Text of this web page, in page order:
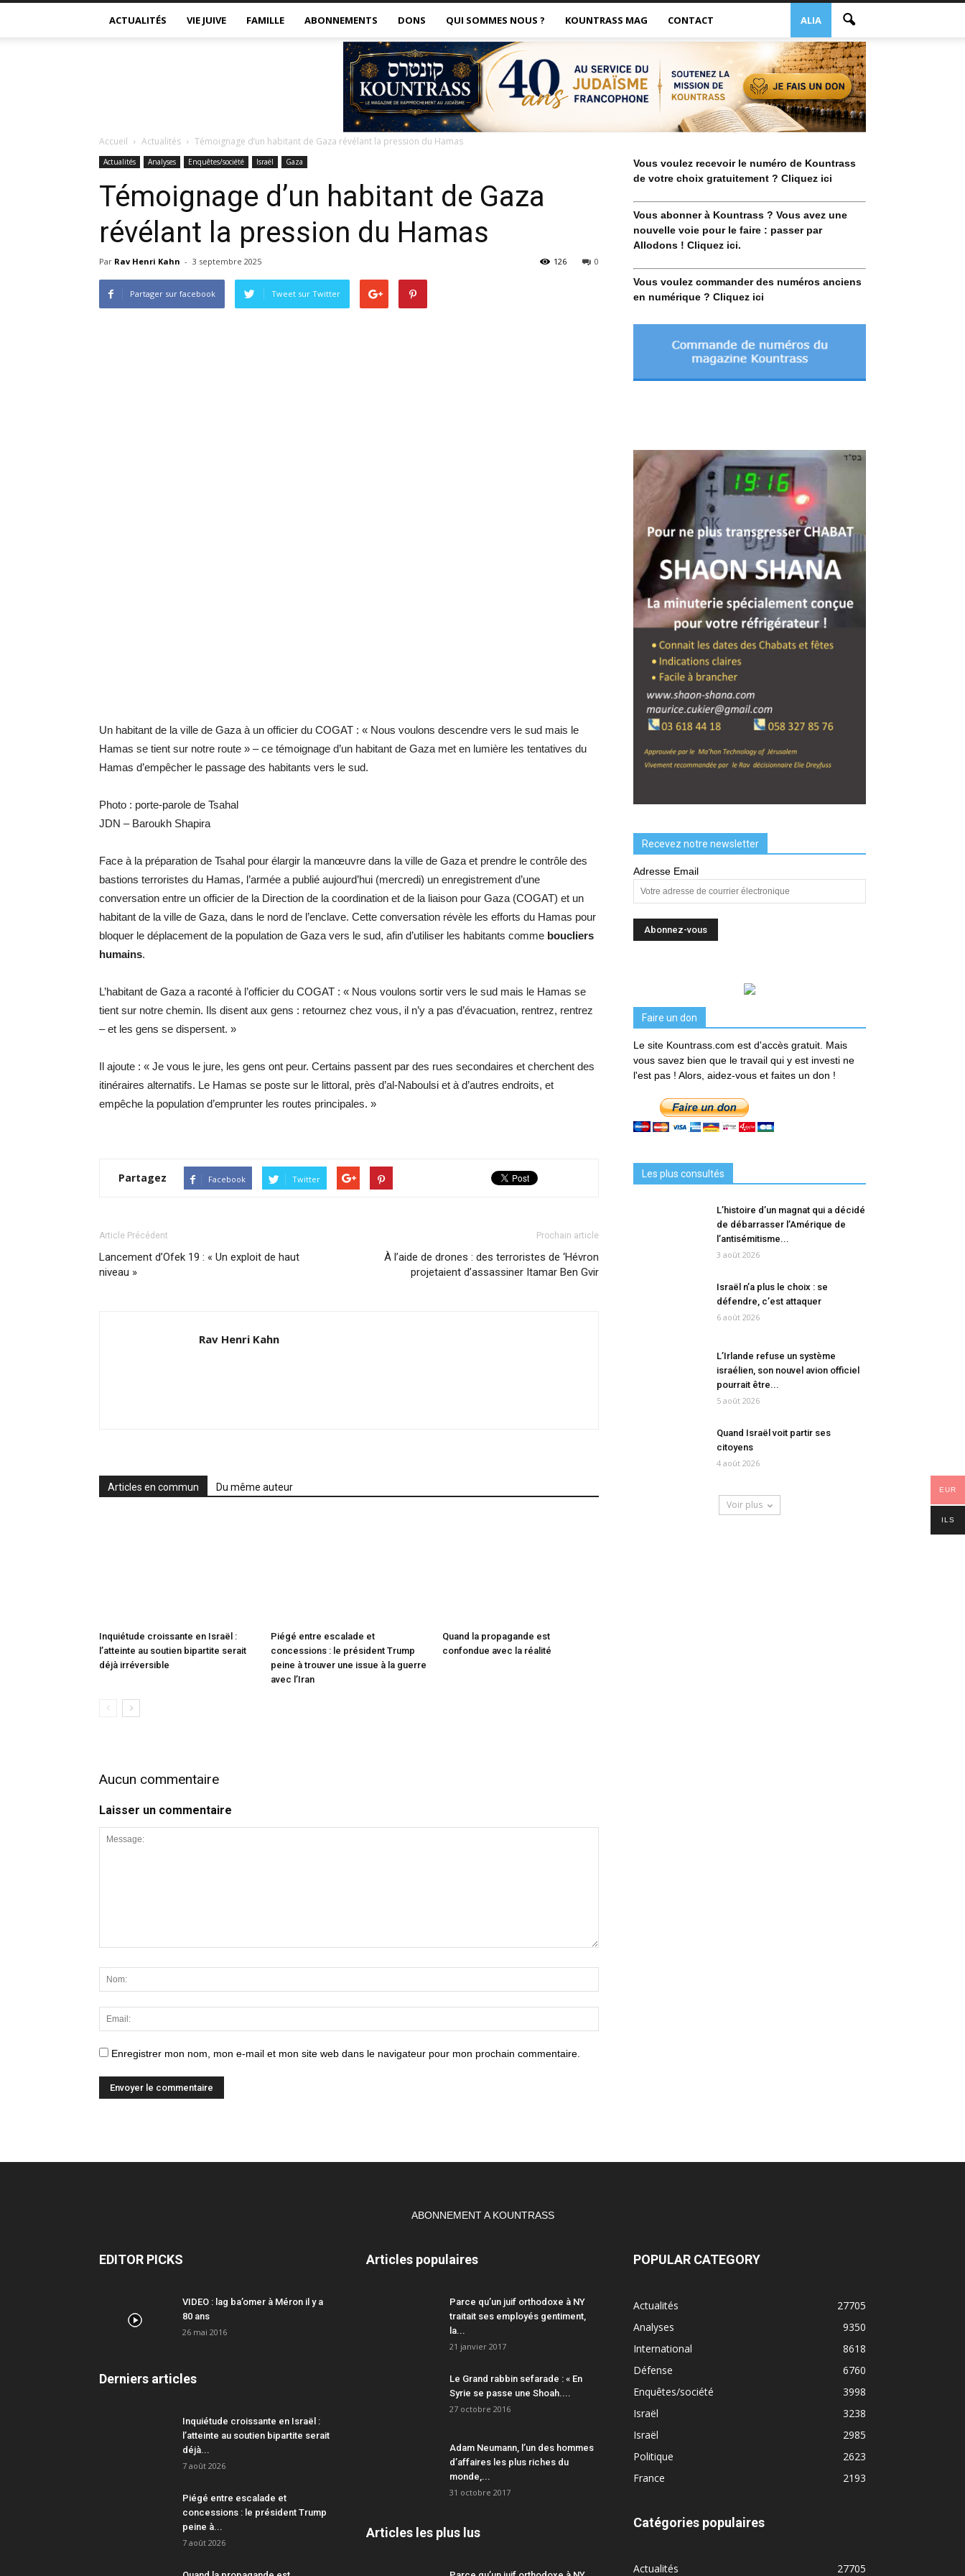
ACTUALITÉS VIE JUIVE FAMILLE ABONNEMENTS DONS ALIA
QUI SOMMES NOUS ? KOUNTRASS MAG CONTACT
Accueil Actualités Témoignage d’un habitant de Gaza révélant la pression du Hamas
Actualités Analyses Enquêtes/société Israël Gaza
Témoignage d’un habitant de Gaza
révélant la pression du Hamas
Par Rav Henri Kahn - 3 septembre 2025 0
126
Partager sur facebook Tweet sur Twitter
Un habitant de la ville de Gaza à un officier du COGAT : « Nous voulons descendre vers le sud mais le
Hamas se tient sur notre route » – ce témoignage d’un habitant de Gaza met en lumière les tentatives du
Hamas d’empêcher le passage des habitants vers le sud.
Photo : porte-parole de Tsahal
JDN – Baroukh Shapira
Face à la préparation de Tsahal pour élargir la manœuvre dans la ville de Gaza et prendre le contrôle des
bastions terroristes du Hamas, l’armée a publié aujourd’hui (mercredi) un enregistrement d’une
conversation entre un officier de la Direction de la coordination et de la liaison pour Gaza (COGAT) et un
habitant de la ville de Gaza, dans le nord de l’enclave. Cette conversation révèle les efforts du Hamas pour
bloquer le déplacement de la population de Gaza vers le sud, afin d’utiliser les habitants comme boucliers
humains.
L’habitant de Gaza a raconté à l’officier du COGAT : « Nous voulons sortir vers le sud mais le Hamas se
tient sur notre chemin. Ils disent aux gens : retournez chez vous, il n’y a pas d’évacuation, rentrez, rentrez
– et les gens se dispersent. »
Il ajoute : « Je vous le jure, les gens ont peur. Certains passent par des rues secondaires et cherchent des
itinéraires alternatifs. Le Hamas se poste sur le littoral, près d’al-Naboulsi et à d’autres endroits, et
empêche la population d’emprunter les routes principales. »
Partagez Facebook Twitter
Article Précédent
Lancement d’Ofek 19 : « Un exploit de haut
niveau »
Prochain article
À l’aide de drones : des terroristes de ‘Hévron
projetaient d’assassiner Itamar Ben Gvir
Rav Henri Kahn
Articles en commun Du même auteur
Inquiétude croissante en Israël :
l’atteinte au soutien bipartite serait
déjà irréversible
Piégé entre escalade et
concessions : le président Trump
peine à trouver une issue à la guerre
avec l’Iran
Quand la propagande est
confondue avec la réalité
Aucun commentaire
Laisser un commentaire
Enregistrer mon nom, mon e-mail et mon site web dans le navigateur pour mon prochain commentaire.
Vous voulez recevoir le numéro de Kountrass
de votre choix gratuitement ? Cliquez ici
Vous abonner à Kountrass ? Vous avez une
nouvelle voie pour le faire : passer par
Allodons ! Cliquez ici.
Vous voulez commander des numéros anciens
en numérique ? Cliquez ici
Recevez notre newsletter
Adresse Email
Faire un don
Le site Kountrass.com est d'accès gratuit. Mais
vous savez bien que le travail qui y est investi ne
l'est pas ! Alors, aidez-vous et faites un don !
Les plus consultés
L’histoire d’un magnat qui a décidé
de débarrasser l’Amérique de
l’antisémitisme...
3 août 2026
Israël n’a plus le choix : se
défendre, c’est attaquer
6 août 2026
L’Irlande refuse un système
israélien, son nouvel avion officiel
pourrait être...
5 août 2026
Quand Israël voit partir ses
citoyens
4 août 2026
Voir plus
ABONNEMENT A KOUNTRASS
EDITOR PICKS
VIDEO : lag ba’omer à Méron il y a
80 ans
26 mai 2016
Derniers articles
Inquiétude croissante en Israël :
l’atteinte au soutien bipartite serait
déjà...
7 août 2026
Piégé entre escalade et
concessions : le président Trump
peine à...
7 août 2026
Articles populaires
Parce qu’un juif orthodoxe à NY
traitait ses employés gentiment,
la...
21 janvier 2017
Le Grand rabbin sefarade : « En
Syrie se passe une Shoah....
27 octobre 2016
Adam Neumann, l’un des hommes
d’affaires les plus riches du
monde,...
31 octobre 2017
Articles les plus lus
POPULAR CATEGORY
Actualités
27705
Analyses
9350
International
8618
Défense
6760
Enquêtes/société
3998
Israël
3238
Israël
2985
Politique
2623
France
2193
Catégories populaires
Actualités 27705
EUR
ILS